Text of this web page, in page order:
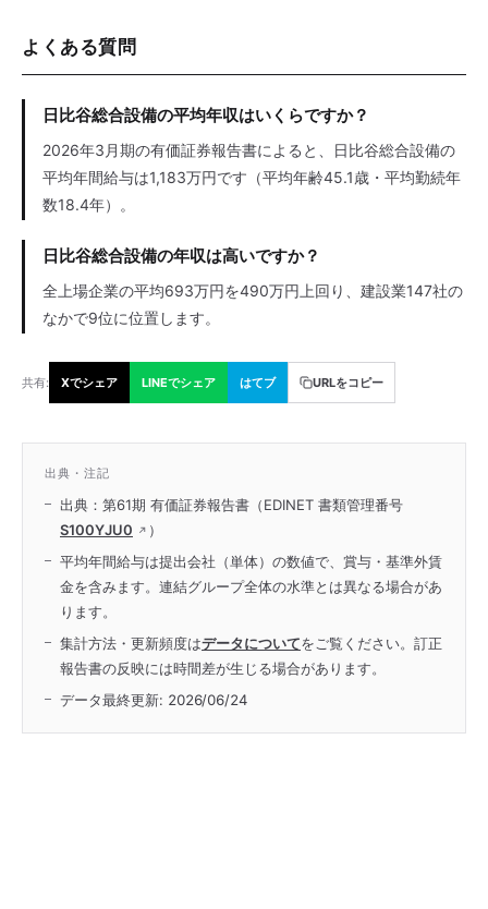
よくある質問
日比谷総合設備の平均年収はいくらですか？
2026年3月期の有価証券報告書によると、日比谷総合設備の
平均年間給与は1,183万円です（平均年齢45.1歳・平均勤続年
数18.4年）。
日比谷総合設備の年収は高いですか？
全上場企業の平均693万円を490万円上回り、建設業147社の
なかで9位に位置します。
共有: Xでシェア LINEでシェア はてブ URLをコピー
出典・注記
出典：第61期 有価証券報告書（EDINET 書類管理番号
S100YJU0
）
平均年間給与は提出会社（単体）の数値で、賞与・基準外賃
金を含みます。連結グループ全体の水準とは異なる場合があ
ります。
集計方法・更新頻度はデータについてをご覧ください。訂正
報告書の反映には時間差が生じる場合があります。
データ最終更新: 2026/06/24